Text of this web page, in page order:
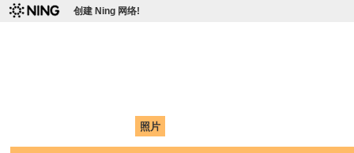
创建 Ning 网络!
照片